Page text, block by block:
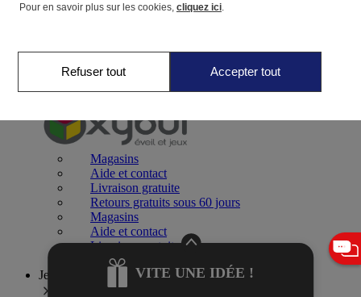
Jeux 0-2 ans
Magasins
Aide et contact
Livraison gratuite
Retours gratuits sous 60 jours
Magasins
Aide et contact
Livraison gratuite
Retours gratuits sous 60 jours
Jeux 2-4 ans
VITE UNE IDÉE !
Pour en savoir plus sur les cookies, cliquez ici.
Refuser tout Accepter tout